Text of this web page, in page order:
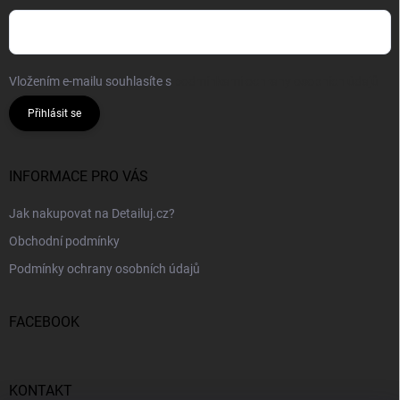
Vložením e-mailu souhlasíte s
Přihlásit se
INFORMACE PRO VÁS
Jak nakupovat na Detailuj.cz?
Obchodní podmínky
Podmínky ochrany osobních údajů
FACEBOOK
KONTAKT